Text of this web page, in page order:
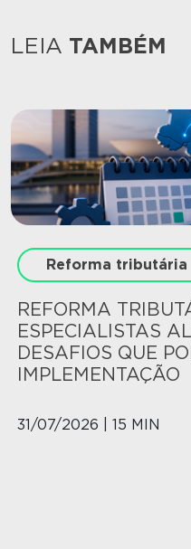
LEIA TAMBÉM
Reforma tributária
REFORMA
ESPECIALISTAS
DESAFIOS QUE
IMPLEMENTAÇÃO
31/07/2026 | 15 MIN